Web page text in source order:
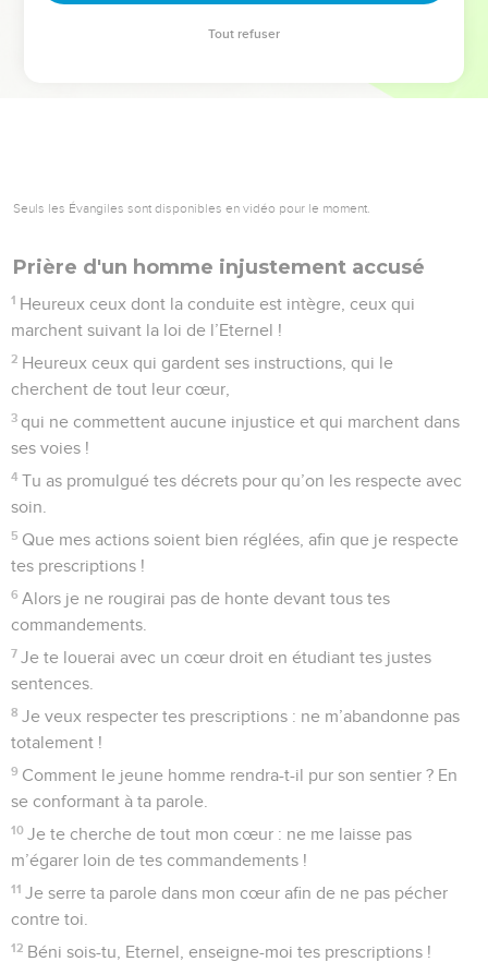
Seuls les Évangiles sont disponibles en vidéo pour le moment.
Prière d'un homme injustement accusé
1 Heureux ceux dont la conduite est intègre, ceux qui
marchent suivant la loi de l’Eternel !
2 Heureux ceux qui gardent ses instructions, qui le
cherchent de tout leur cœur,
3 qui ne commettent aucune injustice et qui marchent dans
ses voies !
4 Tu as promulgué tes décrets pour qu’on les respecte avec
soin.
5 Que mes actions soient bien réglées, afin que je respecte
tes prescriptions !
6 Alors je ne rougirai pas de honte devant tous tes
commandements.
7 Je te louerai avec un cœur droit en étudiant tes justes
sentences.
8 Je veux respecter tes prescriptions : ne m’abandonne pas
totalement !
9 Comment le jeune homme rendra-t-il pur son sentier ? En
se conformant à ta parole.
10 Je te cherche de tout mon cœur : ne me laisse pas
m’égarer loin de tes commandements !
11 Je serre ta parole dans mon cœur afin de ne pas pécher
contre toi.
12 Béni sois-tu, Eternel, enseigne-moi tes prescriptions !
Tout refuser